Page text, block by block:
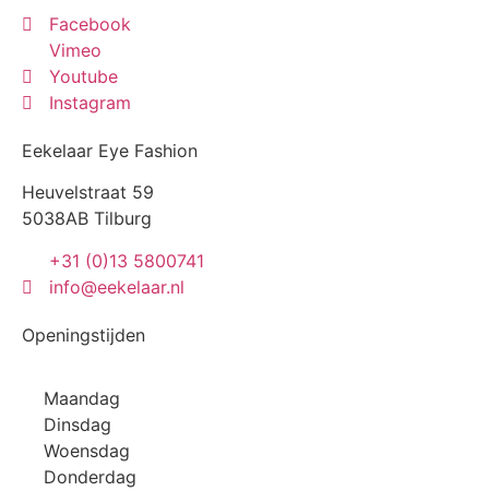
Facebook
Vimeo
Youtube
Instagram
Eekelaar Eye Fashion
Heuvelstraat 59
5038AB Tilburg
+31 (0)13 5800741
info@eekelaar.nl
Openingstijden
Maandag
Dinsdag
Woensdag
Donderdag